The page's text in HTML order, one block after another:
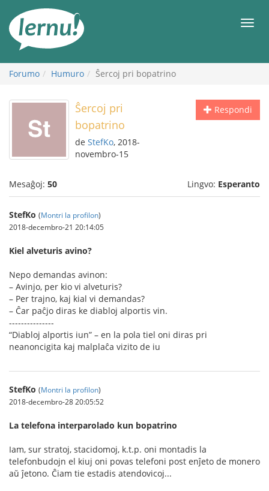
enhavo
Forumo Humuro Ŝercoj pri bopatrino
Respondi
Ŝercoj pri
bopatrino
de StefKo, 2018-
novembro-15
Mesaĝoj: 50 Lingvo: Esperanto
StefKo (Montri la profilon)
2018-decembro-21 20:14:05
Kiel alveturis avino?
Nepo demandas avinon:
– Avinjo, per kio vi alveturis?
– Per trajno, kaj kial vi demandas?
– Ĉar paĉjo diras ke diabloj alportis vin.
---------------
“Diabloj alportis iun” – en la pola tiel oni diras pri
neanoncigita kaj malplaĉa vizito de iu
StefKo (Montri la profilon)
2018-decembro-28 20:05:52
La telefona interparolado kun bopatrino
Iam, sur stratoj, stacidomoj, k.t.p. oni montadis la
telefonbudojn el kiuj oni povas telefoni post enĵeto de monero
aŭ ĵetono. Ĉiam tie estadis atendovicoj...